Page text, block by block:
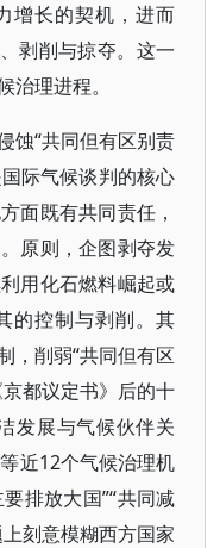
增长的契机，进而
剥削与掠夺。这一
理进程。
蚀“共同但有区别责
际气候谈判的核心
面既有共同责任，
原则，企图剥夺发
用化石燃料崛起或
的控制与剥削。其
，削弱“共同但有区
都议定书》后的十
发展与气候伙伴关
近12个气候治理机
排放大国”“共同减
刻意模糊西方国家